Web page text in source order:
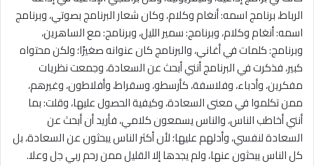
الرباط، برنامج اسمه: أنغام وكلام، وكان شعار البرنامج بصوتي، وبرنامج
اسمه: أنغام وكلام، وبرنامج: سمير الليل، وبرنامج: مع الساهرين،
وبرنامج: كلمات في أغاني، والبرنامج كان عنوانه صغيرًا؛ ولكن محتواه
كبير، فذكرت في البرنامج أنني أبحث عن السعادة، وجمعت نظريات
مفكرين، وأدباء، وفلاسفة، كأرسطو، وسقراط، وأفلاطون، وغيرهم،
ممن تكلموا في معنى السعادة، وكيفية الحصول عليها، وقلت: بما
أنني أخاطب الناس، والناس يسمعون كلامي، فأريد أن أبحث عن
السعادة لنفسي، وأدلهم عليها؛ لأن أكثر الناس يبحثون عن السعادة، بل
كل الناس يبحثون عنها، ولم يجدها إلا القليل ممن رحم ربي جل وعلا.